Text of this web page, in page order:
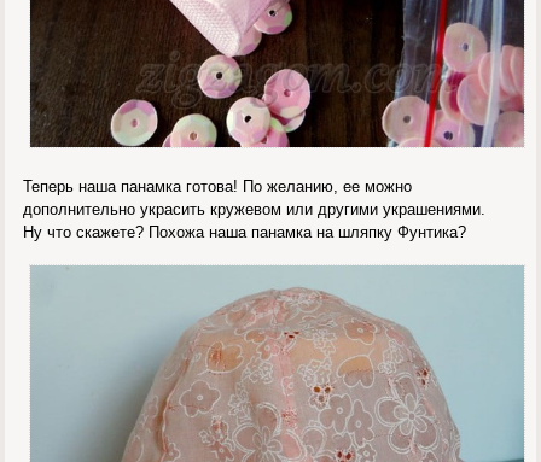
Теперь наша панамка готова! По желанию, ее можно
дополнительно украсить кружевом или другими украшениями.
Ну что скажете? Похожа наша панамка на шляпку Фунтика?